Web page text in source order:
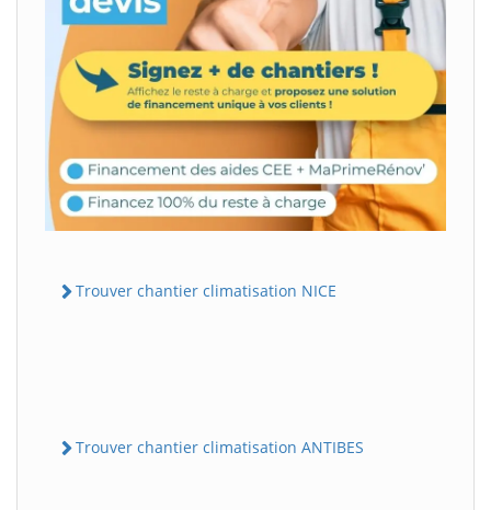
Trouver chantier climatisation NICE
Trouver chantier climatisation ANTIBES